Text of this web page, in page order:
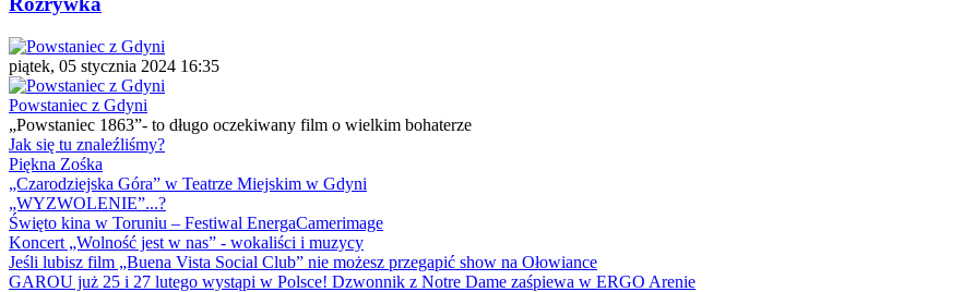
piątek, 05 stycznia 2024 16:35
Powstaniec z Gdyni
„Powstaniec 1863”- to długo oczekiwany film o wielkim bohaterze
Jak się tu znaleźliśmy?
Piękna Zośka
„Czarodziejska Góra” w Teatrze Miejskim w Gdyni
„WYZWOLENIE”...?
Święto kina w Toruniu – Festiwal EnergaCamerimage
Koncert „Wolność jest w nas” - wokaliści i muzycy
Jeśli lubisz film „Buena Vista Social Club” nie możesz przegapić show na Ołowiance
GAROU już 25 i 27 lutego wystąpi w Polsce! Dzwonnik z Notre Dame zaśpiewa w ERGO Arenie